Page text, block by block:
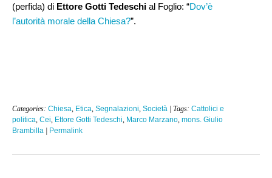
(perfida) di Ettore Gotti Tedeschi al Foglio: “Dov’è
l’autorità morale della Chiesa?”.
Categories: Chiesa Etica Segnalazioni Società | Tags: Cattolici e
politica Cei Ettore Gotti Tedeschi Marco Marzano mons. Giulio
Brambilla | Permalink